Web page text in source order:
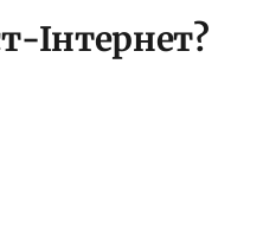
Інтернет?